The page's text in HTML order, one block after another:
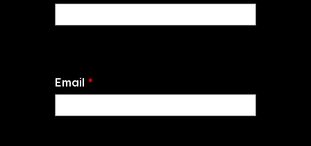
Email *